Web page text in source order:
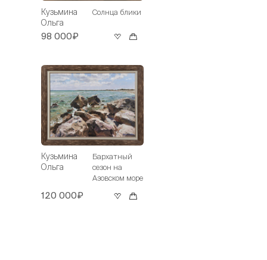
Кузьмина
Ольга
Солнца блики
98 000₽
Кузьмина
Ольга
Бархатный
сезон на
Азовском море
120 000₽